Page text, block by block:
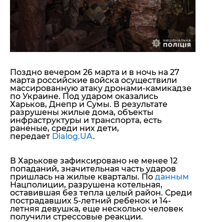
Пресс-релизы
Мнение
Блоги
ИноСМИ
Поздно вечером 26 марта и в ночь на 27
марта российские войска осуществили
массированную атаку дронами-камикадзе
по Украине. Под ударом оказались
Харьков, Днепр и Сумы. В результате
разрушены жилые дома, объекты
инфраструктуры и транспорта, есть
раненые, среди них дети,
передает Dialog.UA.
В Харькове зафиксировано не менее 12
попаданий, значительная часть ударов
пришлась на жилые кварталы. По данным
Нацполиции, разрушена котельная,
оставившая без тепла целый район. Среди
пострадавших 5-летний ребенок и 14-
летняя девушка, еще несколько человек
получили стрессовые реакции.